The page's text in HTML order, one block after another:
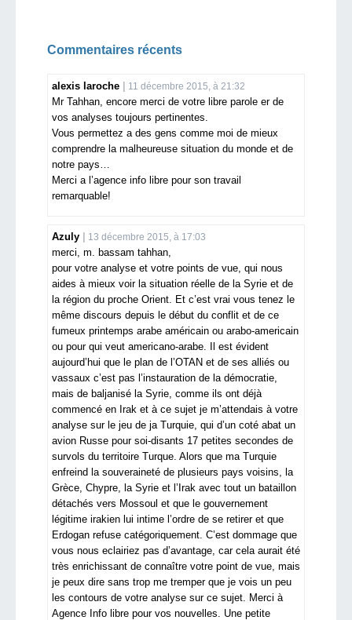
Commentaires récents
alexis laroche 11 décembre 2015, à 21:32
Mr Tahhan, encore merci de votre libre parole er de
vos analyses toujours pertinentes.
Vous permettez a des gens comme moi de mieux
comprendre la malheureuse situation du monde et de
notre pays…
Merci a l’agence info libre pour son travail
remarquable!
Azuly 13 décembre 2015, à 17:03
merci, m. bassam tahhan,
pour votre analyse et votre points de vue, qui nous
aides à mieux voir la situation réelle de la Syrie et de
la région du proche Orient. Et c’est vrai vous tenez le
même discours depuis le début du conflit et de ce
fumeux printemps arabe américain ou arabo-americain
ou pour qui veut americano-arabe. Il est évident
aujourd’hui que le plan de l’OTAN et de ses alliés ou
vassaux c’est pas l’instauration de la démocratie,
mais de baljanisé la Syrie, comme ils ont déjà
commencé en Irak et à ce sujet je m’attendais à votre
analyse sur le jeu de ja Turquie, qui d’un coté abat un
avion Russe pour soi-disants 17 petites secondes de
survols du territoire Turque. Alors que ma Turquie
enfreind la souveraineté de plusieurs pays voisins, la
Grèce, Chypre, la Syrie et l’Irak avec tout un bataillon
détachés vers Mossoul et que le gouvernement
légitime irakien lui intime l’ordre de se retirer et que
Erdogan refuse catégoriquement. C’est dommage que
vous nous eclairiez pas d’avantage, car cela aurait été
très enrichissant de connaître votre point de vue, mais
je peux dire sans trop me tremper que je vois un peu
les contours de votre analyse sur ce sujet. Merci à
Agence Info libre pour vos nouvelles. Une petite